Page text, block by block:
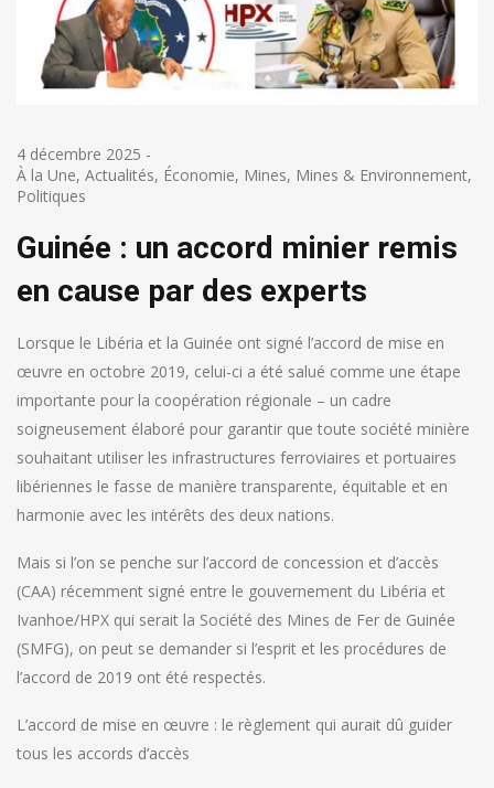
4 décembre 2025 -
À la Une, Actualités, Économie, Mines, Mines & Environnement,
Politiques
Guinée : un accord minier remis
en cause par des experts
Lorsque le Libéria et la Guinée ont signé l’accord de mise en
œuvre en octobre 2019, celui-ci a été salué comme une étape
importante pour la coopération régionale – un cadre
soigneusement élaboré pour garantir que toute société minière
souhaitant utiliser les infrastructures ferroviaires et portuaires
libériennes le fasse de manière transparente, équitable et en
harmonie avec les intérêts des deux nations.
Mais si l’on se penche sur l’accord de concession et d’accès
(CAA) récemment signé entre le gouvernement du Libéria et
Ivanhoe/HPX qui serait la Société des Mines de Fer de Guinée
(SMFG), on peut se demander si l’esprit et les procédures de
l’accord de 2019 ont été respectés.
L’accord de mise en œuvre : le règlement qui aurait dû guider
tous les accords d’accès